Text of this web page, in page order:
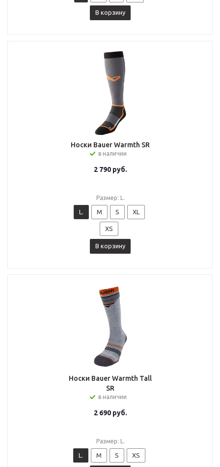
В корзину
Носки Bauer Warmth SR
в наличии
2 790руб.
Размер: L.
L. M S XL
XS
В корзину
Носки Bauer Warmth Tall
SR
в наличии
2 690руб.
Размер: L.
L. M S XS